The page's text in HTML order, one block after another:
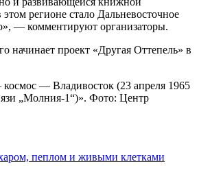
регионе стало Дальневосточное
— комментируют организаторы.
— Владивосток (23 апреля 1965
„Молния-1“)». Фото: Центр
пеплом и живыми клетками